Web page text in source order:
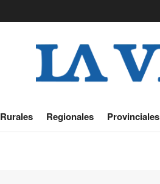
Rurales Regionales Provinciales